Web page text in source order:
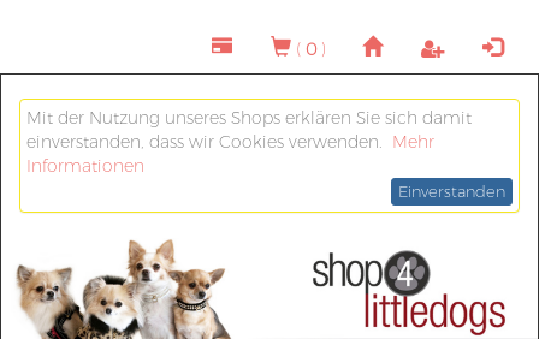
( 0 )
Mit der Nutzung unseres Shops erklären Sie sich damit
einverstanden, dass wir Cookies verwenden. Mehr
Informationen
Einverstanden